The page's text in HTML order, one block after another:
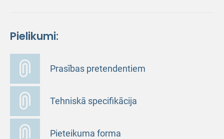
Pielikumi:
Prasības pretendentiem
Tehniskā specifikācija
Pieteikuma forma